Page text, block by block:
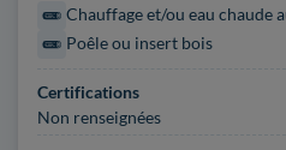
Chauffage et/ou eau chaude
Poêle ou insert bois
Certifications
Non renseignées